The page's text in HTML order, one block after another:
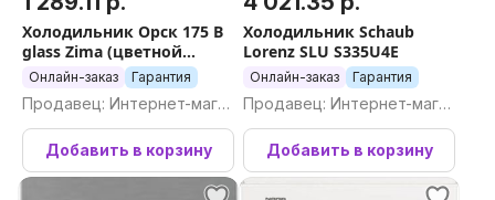
Холодильник Орск 175 B
glass Zima (цветной
принт)
Онлайн-заказ Гарантия
Продавец: Интернет-магаз
ин Newton.by
Добавить в корзину
Холодильник Schaub
Lorenz SLU S335U4E
Онлайн-заказ Гарантия
Продавец: Интернет-магаз
ин Newton.by
Добавить в корзину